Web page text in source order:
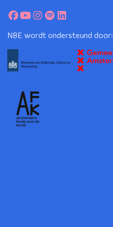
NBE wordt ondersteund door: